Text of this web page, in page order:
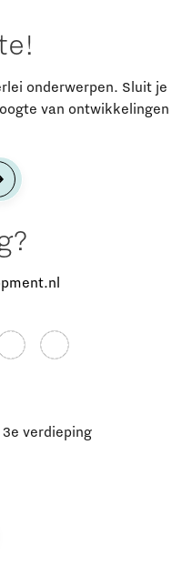
onderwerpen. Sluit je
van ontwikkelingen
3e verdieping